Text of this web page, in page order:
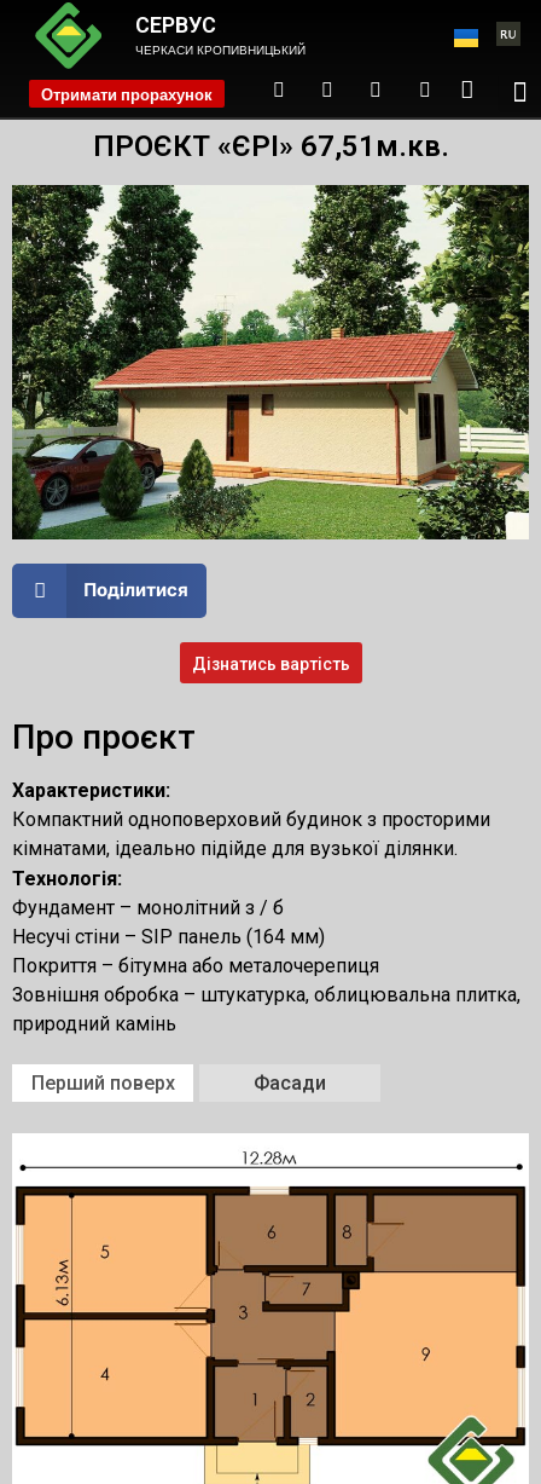
СЕРВУС
ЧЕРКАСИ КРОПИВНИЦЬКИЙ
Отримати прорахунок phone
ПРОЄКТ «ЄРІ» 67,51м.кв.
Поділитися
Дізнатись вартість
Про проєкт
Характеристики:
Компактний одноповерховий будинок з просторими
кімнатами, ідеально підійде для вузької ділянки.
Технологія:
Фундамент – монолітний з / б
Несучі стіни – SIP панель (164 мм)
Покриття – бітумна або металочерепиця
Зовнішня обробка – штукатурка, облицювальна плитка,
природний камінь
Перший поверх Фасади